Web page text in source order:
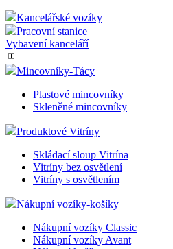
Kancelářské vozíky
Pracovní stanice
Vybavení kanceláří
Mincovníky-Tácy
Plastové mincovníky
Skleněné mincovníky
Produktové Vitríny
Skládací sloup Vitrína
Vitríny bez osvětlení
Vitríny s osvětlením
Nákupní vozíky-košíky
Nákupní vozíky Classic
Nákupní vozíky Avant